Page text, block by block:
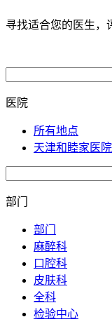
寻找适合您的医生，
医院
所有地点
天津和睦家医院
部门
部门
麻醉科
口腔科
皮肤科
全科
检验中心